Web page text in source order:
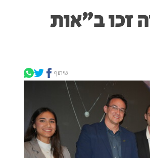
זכו ב"אות
שיתוף